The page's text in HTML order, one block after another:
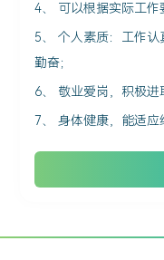
4、 可以根据实际工作
5、 个人素质：工作
勤奋；
6、 敬业爱岗，积极进
7、 身体健康，能适应